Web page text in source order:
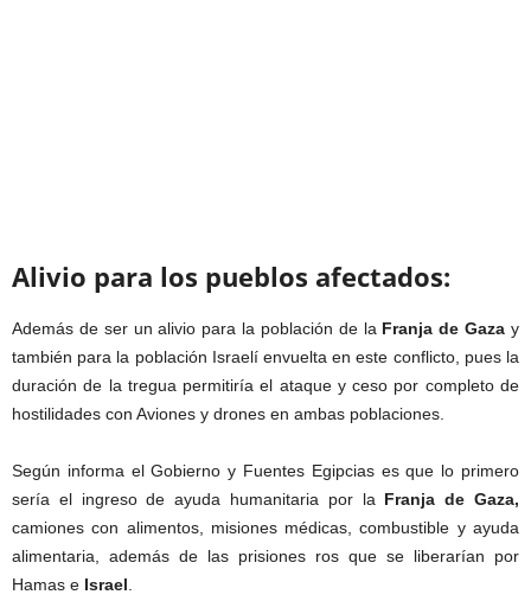
Alivio para los pueblos afectados:
Además de ser un alivio para la población de la Franja de Gaza y
también para la población Israelí envuelta en este conflicto, pues la
duración de la tregua permitiría el ataque y ceso por completo de
hostilidades con Aviones y drones en ambas poblaciones.
Según informa el Gobierno y Fuentes Egipcias es que lo primero
sería el ingreso de ayuda humanitaria por la Franja de Gaza,
camiones con alimentos, misiones médicas, combustible y ayuda
alimentaria, además de las prisiones ros que se liberarían por
Hamas e Israel